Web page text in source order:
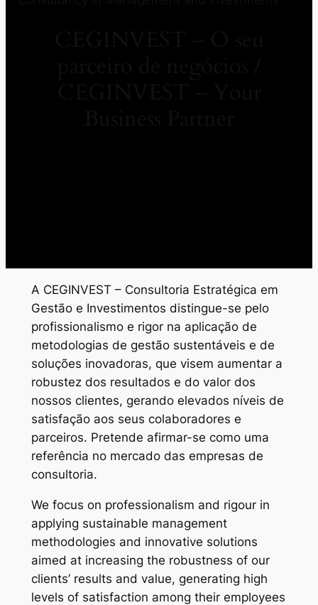
A CEGINVEST – Consultoria Estratégica em
Gestão e Investimentos distingue-se pelo
profissionalismo e rigor na aplicação de
metodologias de gestão sustentáveis e de
soluções inovadoras, que visem aumentar a
robustez dos resultados e do valor dos
nossos clientes, gerando elevados níveis de
satisfação aos seus colaboradores e
parceiros. Pretende afirmar-se como uma
referência no mercado das empresas de
consultoria.
We focus on professionalism and rigour in
applying sustainable management
methodologies and innovative solutions
aimed at increasing the robustness of our
clients’ results and value, generating high
levels of satisfaction among their employees